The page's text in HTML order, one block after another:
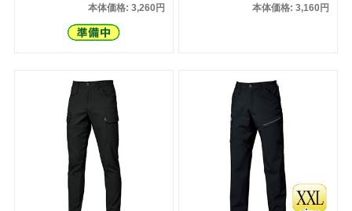
本体価格: 3,260円 本体価格: 3,160円